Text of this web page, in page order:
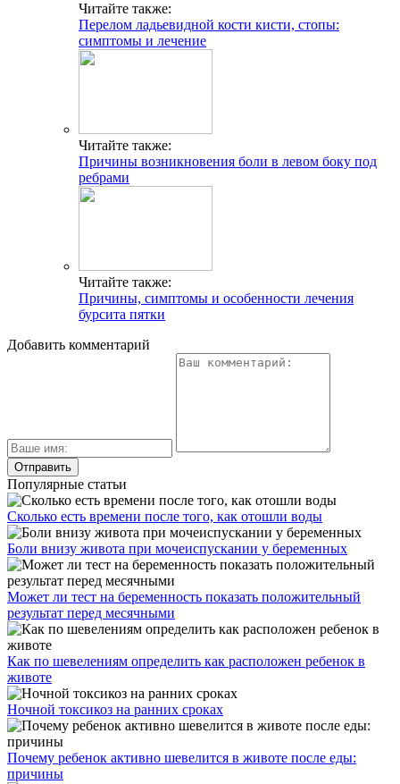
Читайте также:
Перелом ладьевидной кости кисти, стопы:
симптомы и лечение
Читайте также:
Причины возникновения боли в левом боку под
ребрами
Читайте также:
Причины, симптомы и особенности лечения
бурсита пятки
Добавить комментарий
Популярные статьи
Сколько есть времени после того, как отошли воды
Боли внизу живота при мочеиспускании у беременных
Может ли тест на беременность показать положительный
результат перед месячными
Как по шевелениям определить как расположен ребенок в
животе
Ночной токсикоз на ранних сроках
Почему ребенок активно шевелится в животе после еды:
причины